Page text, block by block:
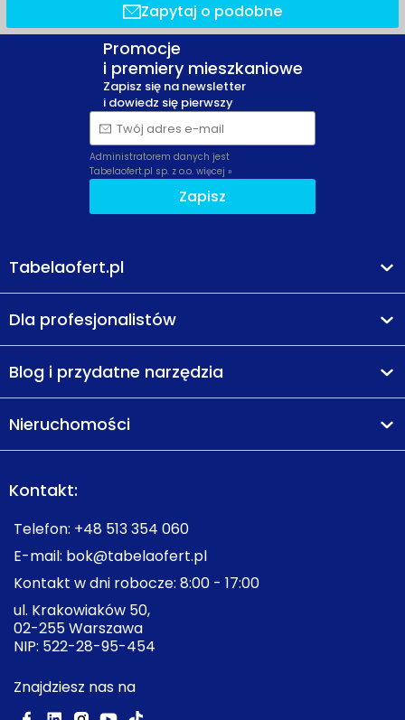
Zapytaj o podobne
Promocje
i premiery mieszkaniowe
Zapisz się na newsletter
i dowiedz się pierwszy
Twój adres e-mail
Administratorem danych jest
Tabelaofert.pl sp. z o.o. więcej »
Zapisz
Tabelaofert.pl
Dla profesjonalistów
Blog i przydatne narzędzia
Nieruchomości
Kontakt:
Telefon: +48 513 354 060
E-mail: bok@tabelaofert.pl
Kontakt w dni robocze: 8:00 - 17:00
ul. Krakowiaków 50,
02-255 Warszawa
NIP: 522-28-95-454
Znajdziesz nas na